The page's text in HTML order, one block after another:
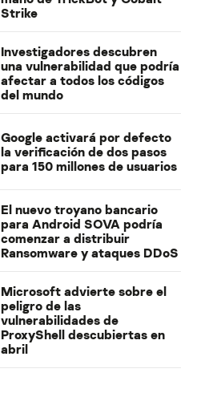
Strike
Investigadores descubren
una vulnerabilidad que podría
afectar a todos los códigos
del mundo
Google activará por defecto
la verificación de dos pasos
para 150 millones de usuarios
El nuevo troyano bancario
para Android SOVA podría
comenzar a distribuir
Ransomware y ataques DDoS
Microsoft advierte sobre el
peligro de las
vulnerabilidades de
ProxyShell descubiertas en
abril